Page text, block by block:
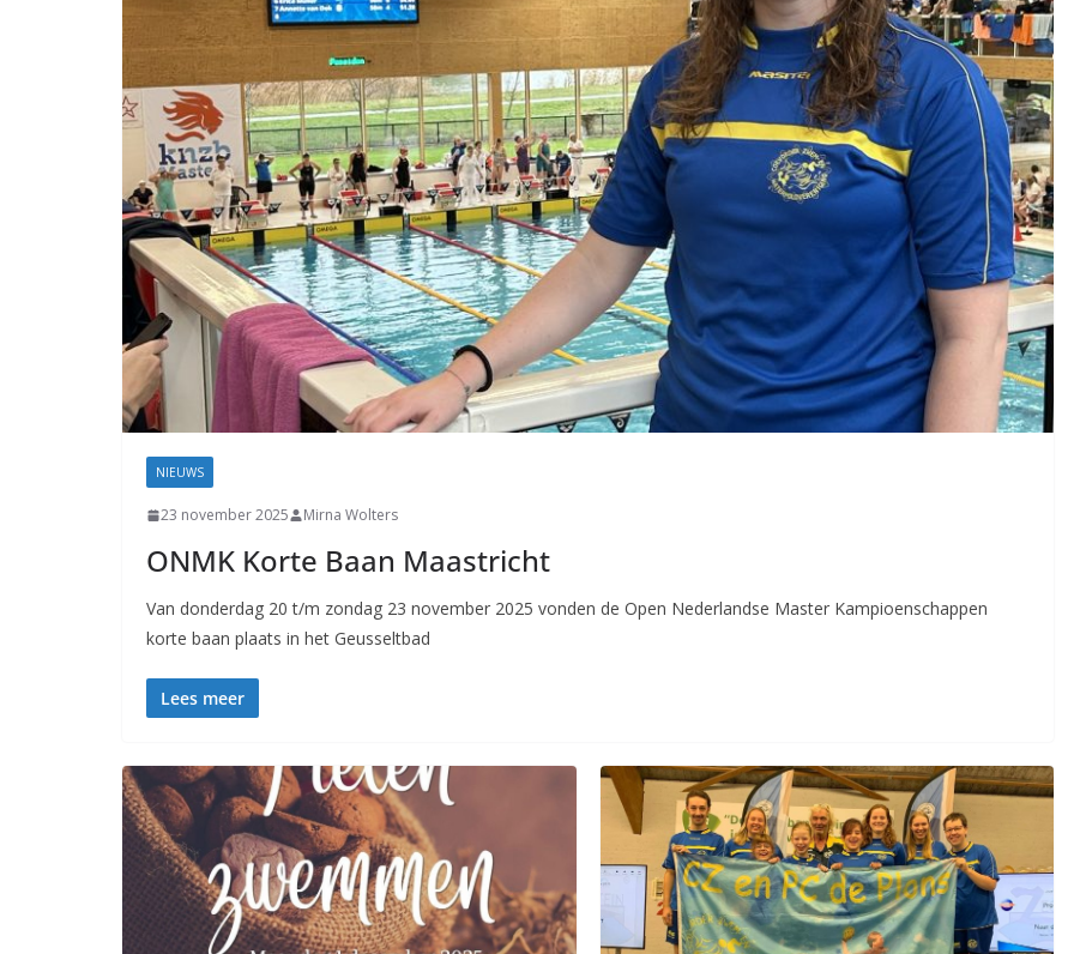
NIEUWS
23 november 2025 Mirna Wolters
ONMK Korte Baan Maastricht
Van donderdag 20 t/m zondag 23 november 2025 vonden de Open Nederlandse Master Kampioenschappen
korte baan plaats in het Geusseltbad
Lees meer